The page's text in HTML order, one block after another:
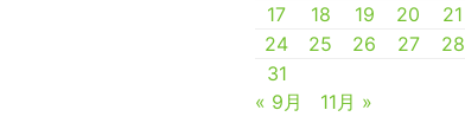
17
18 19 20 21
24
25 26 27 28
31
« 9月
11月 »